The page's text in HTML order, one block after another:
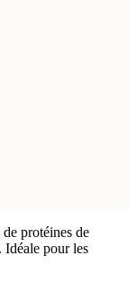
protéines de
Idéale pour les